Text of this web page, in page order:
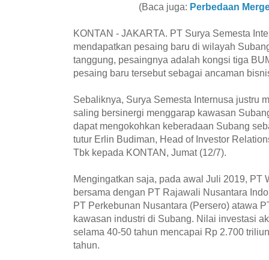
(Baca juga: Perbedaan
KONTAN - JAKARTA. PT Surya Semesta
mendapatkan pesaing baru di wilayah
tanggung, pesaingnya adalah kongsi tiga
pesaing baru tersebut sebagai ancaman
Sebaliknya, Surya Semesta Internusa justru
saling bersinergi menggarap kawasan
dapat mengokohkan keberadaan Subang
tutur Erlin Budiman, Head of Investor
Tbk kepada KONTAN, Jumat (12/7).
Mengingatkan saja, pada awal Juli 2019, PT
bersama dengan PT Rajawali Nusantara
PT Perkebunan Nusantara (Persero) atawa
kawasan industri di Subang. Nilai investasi
selama 40-50 tahun mencapai Rp 2.700
tahun.